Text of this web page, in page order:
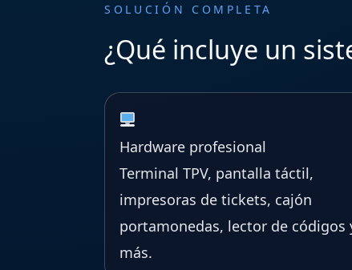
SOLUCIÓN COMPLETA
¿Qué incluye un
Hardware profesional
Terminal TPV, pantalla táctil,
impresoras de tickets, cajón
portamonedas, lector de códigos
más.